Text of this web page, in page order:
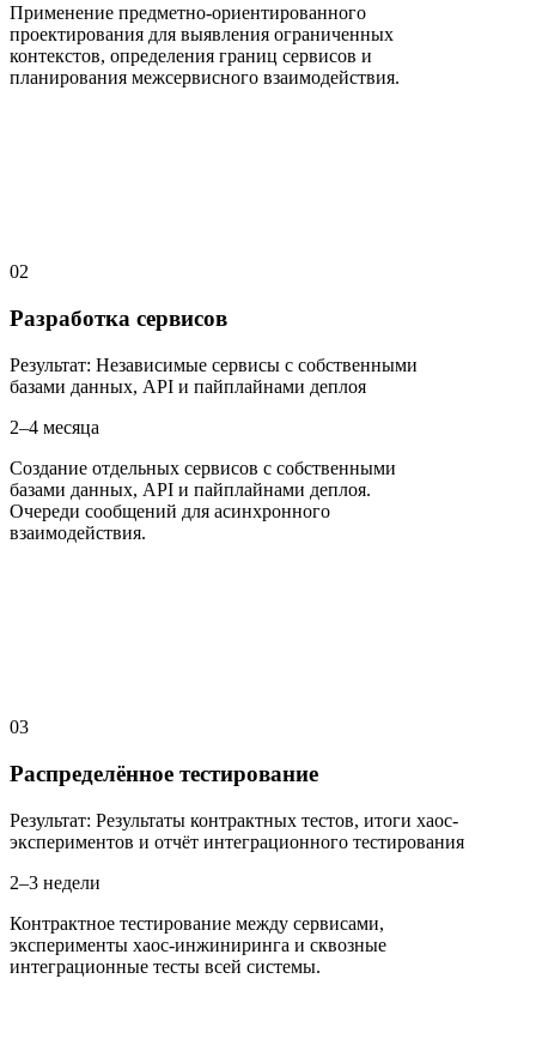
Применение предметно-ориентированного
проектирования для выявления ограниченных
контекстов, определения границ сервисов и
планирования межсервисного взаимодействия.
02
Разработка сервисов
Результат: Независимые сервисы с собственными
базами данных, API и пайплайнами деплоя
2–4 месяца
Создание отдельных сервисов с собственными
базами данных, API и пайплайнами деплоя.
Очереди сообщений для асинхронного
взаимодействия.
03
Распределённое тестирование
Результат: Результаты контрактных тестов, итоги хаос-
экспериментов и отчёт интеграционного тестирования
2–3 недели
Контрактное тестирование между сервисами,
эксперименты хаос-инжиниринга и сквозные
интеграционные тесты всей системы.